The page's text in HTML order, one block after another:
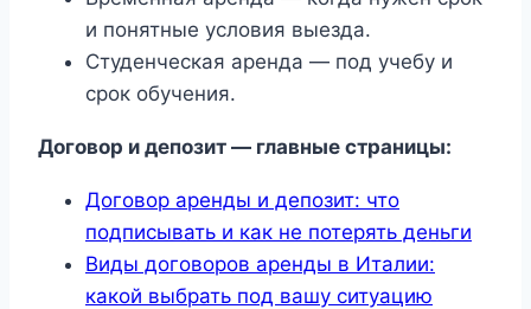
и понятные условия выезда.
Студенческая аренда — под учебу и
срок обучения.
Договор и депозит — главные страницы:
Договор аренды и депозит: что
подписывать и как не потерять деньги
Виды договоров аренды в Италии:
какой выбрать под вашу ситуацию